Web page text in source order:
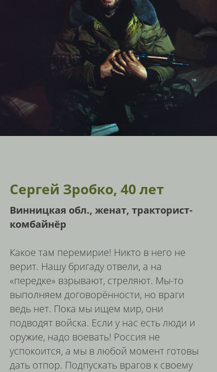
Сергей Зробко, 40 лет
Винницкая обл., женат, тракторист-
комбайнёр
Какое там перемирие! Никто в него не
верит. Нашу бригаду отвели, а на
«передке» взрывают, стреляют. Мы-то
выполняем договорённости, но враги
ведь нет. Пока мы ищем мир, они
подводят войска. Если у нас есть люди и
оружие, надо воевать! Россия не
успокоится, а мы в любой момент готовы
дать отпор. Подпускать врагов к своему